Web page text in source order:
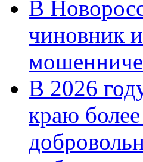
В
чиновник
В 2026
краю